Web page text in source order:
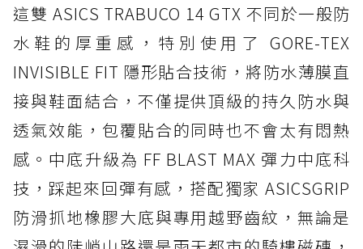
這雙 ASICS TRABUCO 14 GTX 不同於一般防
水鞋的厚重感，特別使用了 GORE-TEX
INVISIBLE FIT 隱形貼合技術，將防水薄膜直
接與鞋面結合，不僅提供頂級的持久防水與
透氣效能，包覆貼合的同時也不會太有悶熱
感。中底升級為 FF BLAST MAX 彈力中底科
技，踩起來回彈有感，搭配獨家 ASICSGRIP
防滑抓地橡膠大底與專用越野齒紋，無論是